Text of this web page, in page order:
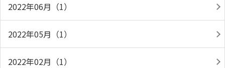
2022年06月（1）
2022年05月（1）
2022年02月（1）